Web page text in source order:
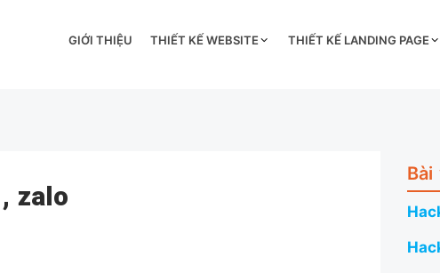
GIỚI THIỆU THIẾT KẾ WEBSITE THIẾT KẾ LANDING PAGE
zalo